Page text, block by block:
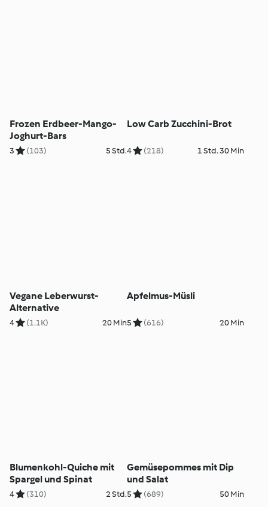
Frozen Erdbeer-Mango-
Joghurt-Bars
3 (103) 5 Std.
Low Carb Zucchini-Brot
4 (218) 1 Std. 30 Min
Vegane Leberwurst-
Alternative
4 (1.1K) 20 Min
Apfelmus-Müsli
5 (616) 20 Min
Blumenkohl-Quiche mit
Spargel und Spinat
4 (310) 2 Std.
Gemüsepommes mit Dip
und Salat
5 (689) 50 Min